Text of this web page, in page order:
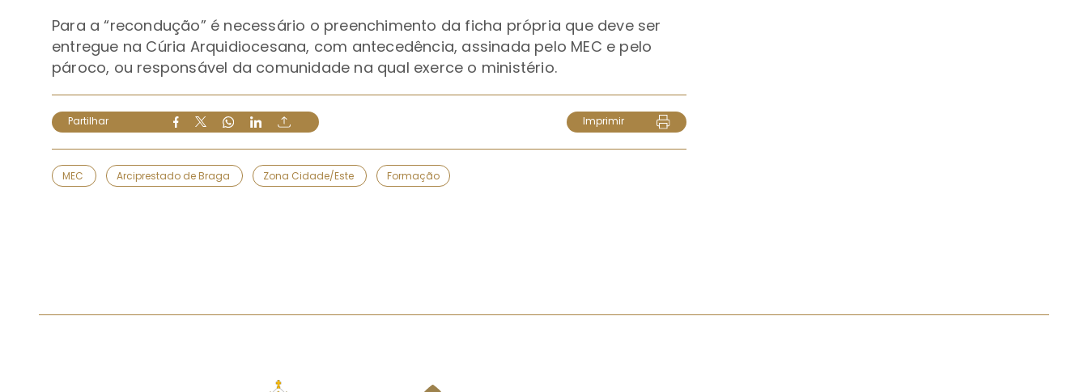
Para a “recondução” é necessário o preenchimento da ficha própria que deve ser
entregue na Cúria Arquidiocesana, com antecedência, assinada pelo MEC e pelo
pároco, ou responsável da comunidade na qual exerce o ministério.
Partilhar Imprimir
MEC Arciprestado de Braga Zona Cidade/Este Formação